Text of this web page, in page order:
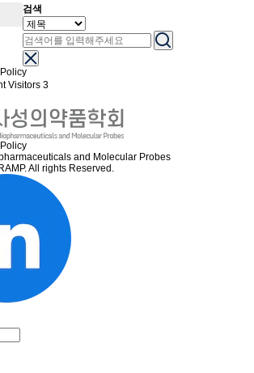
검색
Visitors 3
and Molecular Probes
All rights Reserved.